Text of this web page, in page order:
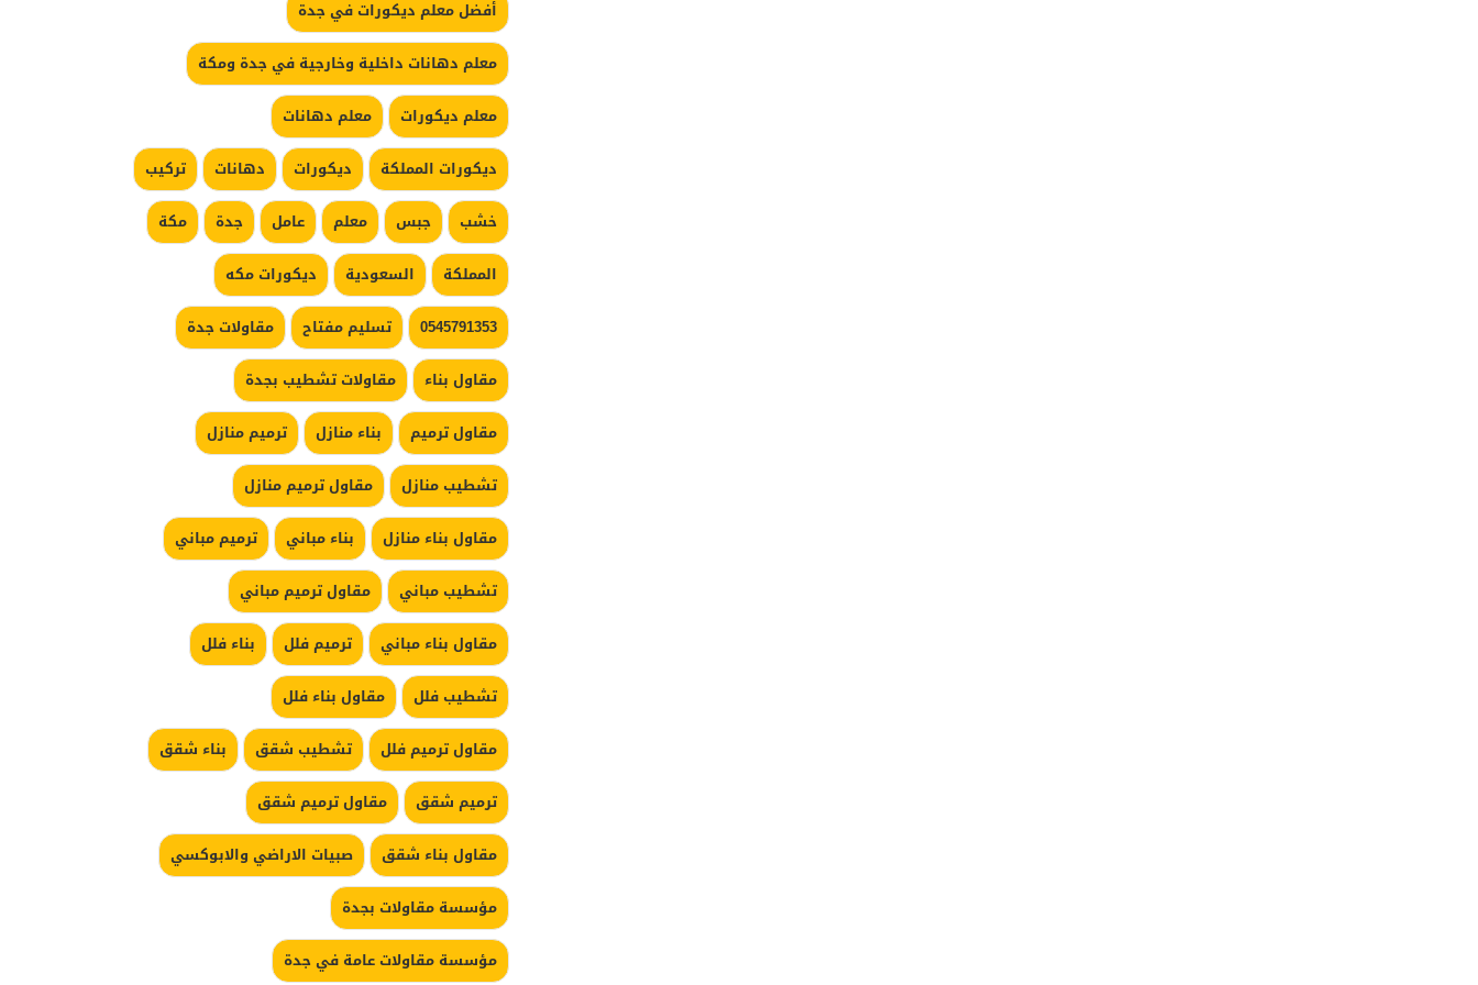
أفضل معلم ديكورات في جدة
معلم دهانات داخلية وخارجية في جدة ومكة
معلم ديكورات
معلم دهانات
ديكورات المملكة
ديكورات دهانات
تركيب
خشب
جبس معلم عامل جدة
مكة
المملكة
السعودية
ديكورات مكه
0545791353
تسليم مفتاح
مقاولات جدة
مقاول بناء
مقاولات تشطيب بجدة
مقاول ترميم
بناء منازل
ترميم منازل
تشطيب منازل
مقاول ترميم منازل
مقاول بناء منازل
بناء مباني
ترميم مباني
تشطيب مباني
مقاول ترميم مباني
مقاول بناء مباني
ترميم فلل
بناء فلل
تشطيب فلل
مقاول بناء فلل
مقاول ترميم فلل
تشطيب شقق
بناء شقق
ترميم شقق
مقاول ترميم شقق
مقاول بناء شقق
صبيات الاراضي والابوكسي
مؤسسة مقاولات بجدة
مؤسسة مقاولات عامة في جدة